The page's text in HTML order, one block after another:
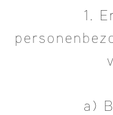
1.
a)